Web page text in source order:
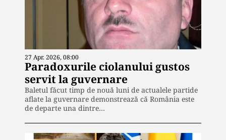
27 Apr. 2026, 08:00
Paradoxurile ciolanului gustos
servit la guvernare
Baletul făcut timp de nouă luni de actualele partide
aflate la guvernare demonstrează că România este
de departe una dintre…